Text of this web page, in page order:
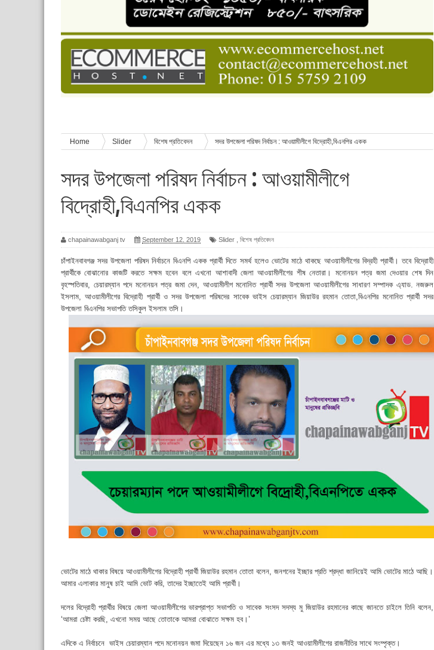
চাঁপাইনবাবগঞ্জে শেষ হয়েছে ৫ দিনের স্কাউট ইউনিট লিডার বেসিক কোর্স
বাংলাদেশ স্কাউটস দিবস পালন
পানি সংকট, কলস নিয়ে বিক্ষোভ
ঈদের শুভেচ্ছা জানিয়েছেন সাবেক ছাত্রলীগ নেতা আবু হাসনাত সুমন
শিশু সুরক্ষা বিষয়ে চাঁপাইনবাবগঞ্জে দুই দিনব্যাপী প্রশিক্ষণ
Home Slider বিশেষ প্রতিবেদন সদর উপজেলা পরিষদ নির্বাচন : আওয়ামীলীগে বিদ্রোহী,বিএনপির একক
সদর উপজেলা পরিষদ নির্বাচন : আওয়ামীলীগে
বিদ্রোহী,বিএনপির একক
chapainawabganj tv September 12, 2019 Slider বিশেষ প্রতিবেদন
চাঁপাইনবাবগঞ্জ সদর উপজেলা পরিষদ নির্বাচনে বিএনপি একক প্রার্থী দিতে সমর্থ হলেও ভোটের মাঠে থাকছে আওয়ামীলীগের বিদ্রহী প্রার্থী। তবে বিদ্রোহী
প্রার্থীকে বোঝানোর কাজটি করতে সক্ষম হবেন বলে এখনো আশাবাদী জেলা আওয়ামীলীগের শীষ নেতারা। মনোনয়ন পত্র জমা দেওয়ার শেষ দিন
বৃহস্পতিবার, চেয়ারম্যান পদে মনোনয়ন পত্র জমা দেন, আওয়ামীলীগ মনোনিত প্রার্থী সদর উপজেলা আওয়ামীলীগের সাধারণ সম্পাদক এ্যাড. নজরুল
ইসলাম, আওয়ামীলীগের বিদ্রোহী প্রার্থী ও সদর উপজেলা পরিষদের সাবেক ভাইস চেয়ারম্যান জিয়াউর রহমান তোতা,বিএনপির মনোনিত প্রার্থী সদর
উপজেলা বিএনপির সভাপতি তসিকুল ইসলাম তসি।
ভোটের মাঠে থাকার বিষয়ে আওয়ামীলীগের বিদ্রোহী প্রার্থী জিয়াউর রহমান তোতা বলেন, জনগনের ইচ্ছার প্রতি শ্রদ্ধা জানিয়েই আমি ভোটের মাঠে আছি।
আমার এলাকার মানুষ চাই আমি ভোট করি, তাদের ইচ্ছাতেই আমি প্রার্থী।
দলের বিদ্রোহী প্রার্থীর বিষয়ে জেলা আওয়ামীলীগের ভারপ্রাপ্ত সভাপতি ও সাবেক সংসদ সদস্য মু জিয়াউর রহমানের কাছে জানতে চাইলে তিনি বলেন,
‘আমরা চেষ্টা করছি, এখনো সময় আছে তোতাকে আমরা বোঝাতে সক্ষম হব।’
এদিকে এ নির্বাচনে ভাইস চেয়ারম্যান পদে মনোনয়ন জমা দিয়েছেন ১৬ জন এর মধ্যে ১৩ জনই আওয়ামীলীগের রাজনীতির সাথে সংম্পৃক্ত।